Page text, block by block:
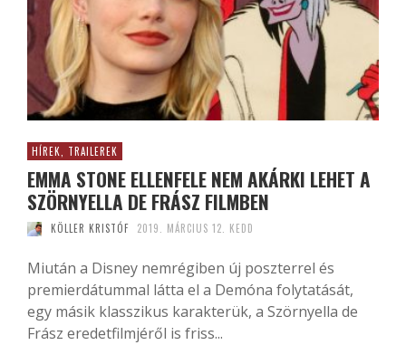
HÍREK, TRAILEREK
EMMA STONE ELLENFELE NEM AKÁRKI LEHET A
SZÖRNYELLA DE FRÁSZ FILMBEN
KÖLLER KRISTÓF 2019. MÁRCIUS 12. KEDD
Miután a Disney nemrégiben új poszterrel és
premierdátummal látta el a Demóna folytatását,
egy másik klasszikus karakterük, a Szörnyella de
Frász eredetfilmjéről is friss...